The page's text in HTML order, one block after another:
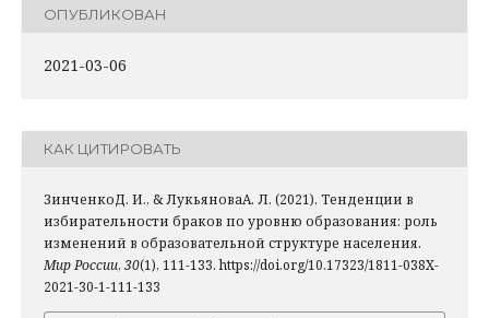
ОПУБЛИКОВАН
2021-03-06
КАК ЦИТИРОВАТЬ
ЗинченкоД. И., & ЛукьяноваА. Л. (2021). Тенденции в
избирательности браков по уровню образования: роль
изменений в образовательной структуре населения.
Мир России, 30(1), 111-133. https://doi.org/10.17323/1811-038X-
2021-30-1-111-133